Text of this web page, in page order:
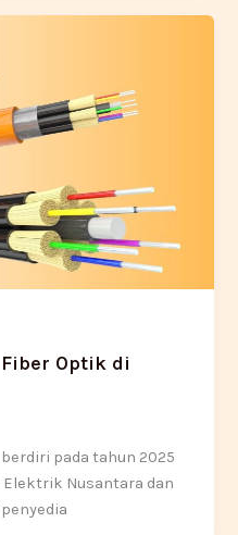
Optik di
berdiri pada tahun 2025
Elektrik Nusantara dan